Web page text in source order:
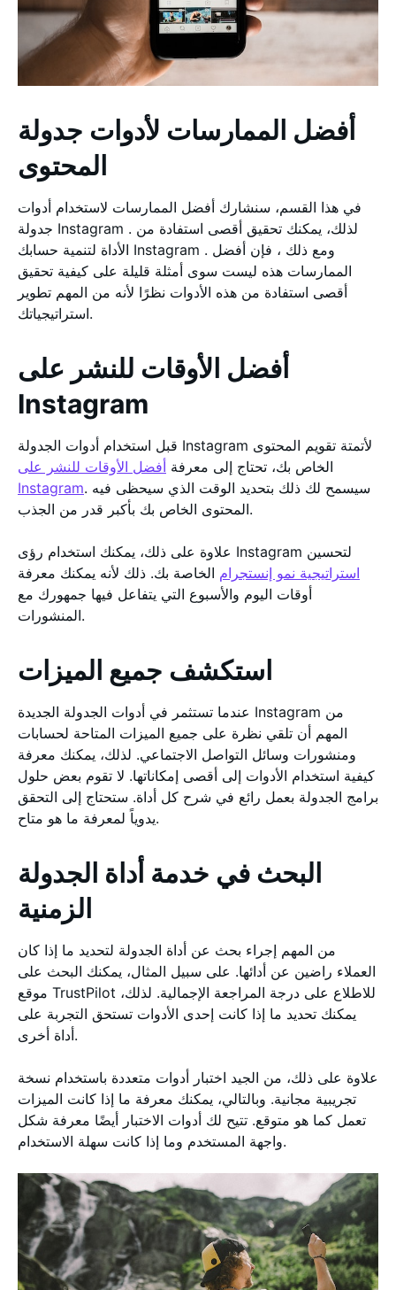
أفضل الممارسات لأدوات جدولة
المحتوى
في هذا القسم، سنشارك أفضل الممارسات لاستخدام أدوات
جدولة Instagram . لذلك، يمكنك تحقيق أقصى استفادة من
الأداة لتنمية حسابك Instagram . ومع ذلك ، فإن أفضل
الممارسات هذه ليست سوى أمثلة قليلة على كيفية تحقيق
أقصى استفادة من هذه الأدوات نظرًا لأنه من المهم تطوير
استراتيجياتك.
أفضل الأوقات للنشر على
Instagram
قبل استخدام أدوات الجدولة Instagram لأتمتة تقويم المحتوى
الخاص بك، تحتاج إلى معرفة أفضل الأوقات للنشر على
Instagram. سيسمح لك ذلك بتحديد الوقت الذي سيحظى فيه
المحتوى الخاص بك بأكبر قدر من الجذب.
علاوة على ذلك، يمكنك استخدام رؤى Instagram لتحسين
استراتيجية نمو إنستجرام الخاصة بك. ذلك لأنه يمكنك معرفة
أوقات اليوم والأسبوع التي يتفاعل فيها جمهورك مع
المنشورات.
استكشف جميع الميزات
عندما تستثمر في أدوات الجدولة الجديدة Instagram من
المهم أن تلقي نظرة على جميع الميزات المتاحة لحسابات
ومنشورات وسائل التواصل الاجتماعي. لذلك، يمكنك معرفة
كيفية استخدام الأدوات إلى أقصى إمكاناتها. لا تقوم بعض حلول
برامج الجدولة بعمل رائع في شرح كل أداة. ستحتاج إلى التحقق
يدوياً لمعرفة ما هو متاح.
البحث في خدمة أداة الجدولة
الزمنية
من المهم إجراء بحث عن أداة الجدولة لتحديد ما إذا كان
العملاء راضين عن أدائها. على سبيل المثال، يمكنك البحث على
موقع TrustPilot للاطلاع على درجة المراجعة الإجمالية. لذلك،
يمكنك تحديد ما إذا كانت إحدى الأدوات تستحق التجربة على
أداة أخرى.
علاوة على ذلك، من الجيد اختبار أدوات متعددة باستخدام نسخة
تجريبية مجانية. وبالتالي، يمكنك معرفة ما إذا كانت الميزات
تعمل كما هو متوقع. تتيح لك أدوات الاختبار أيضًا معرفة شكل
واجهة المستخدم وما إذا كانت سهلة الاستخدام.